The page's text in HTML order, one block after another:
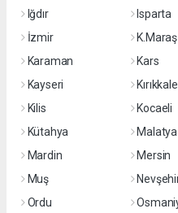
Iğdır
Isparta
İzmir
K.Maraş
Karaman
Kars
Kayseri
Kırıkkale
Kilis
Kocaeli
Kütahya
Malatya
Mardin
Mersin
Muş
Ordu